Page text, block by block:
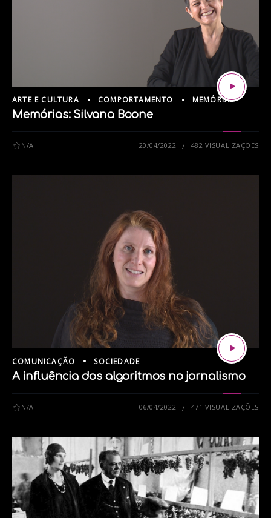
ARTE E CULTURA COMPORTAMENTO MEMÓRIAS
Memórias: Silvana Boone
N/A 20/04/2022 482 VISUALIZAÇÕES
COMUNICAÇÃO SOCIEDADE
A influência dos algoritmos no jornalismo
N/A 06/04/2022 471 VISUALIZAÇÕES